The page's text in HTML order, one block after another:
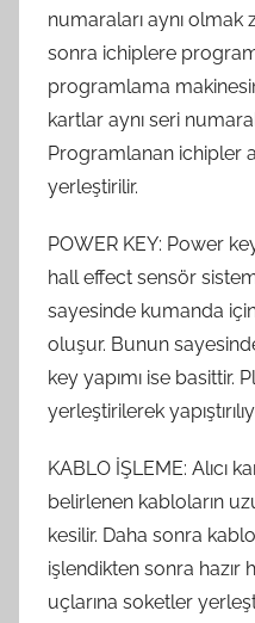
numaraları aynı olmak
sonra ichiplere
programlama
kartlar aynı seri
Programlanan ichipler
yerleştirilir.
POWER KEY: Power
hall effect sensör
sayesinde kumanda
oluşur. Bunun
key yapımı ise basittir.
yerleştirilerek
KABLO İŞLEME: Alıcı
belirlenen kabloların
kesilir. Daha sonra
işlendikten sonra hazır
uçlarına soketler